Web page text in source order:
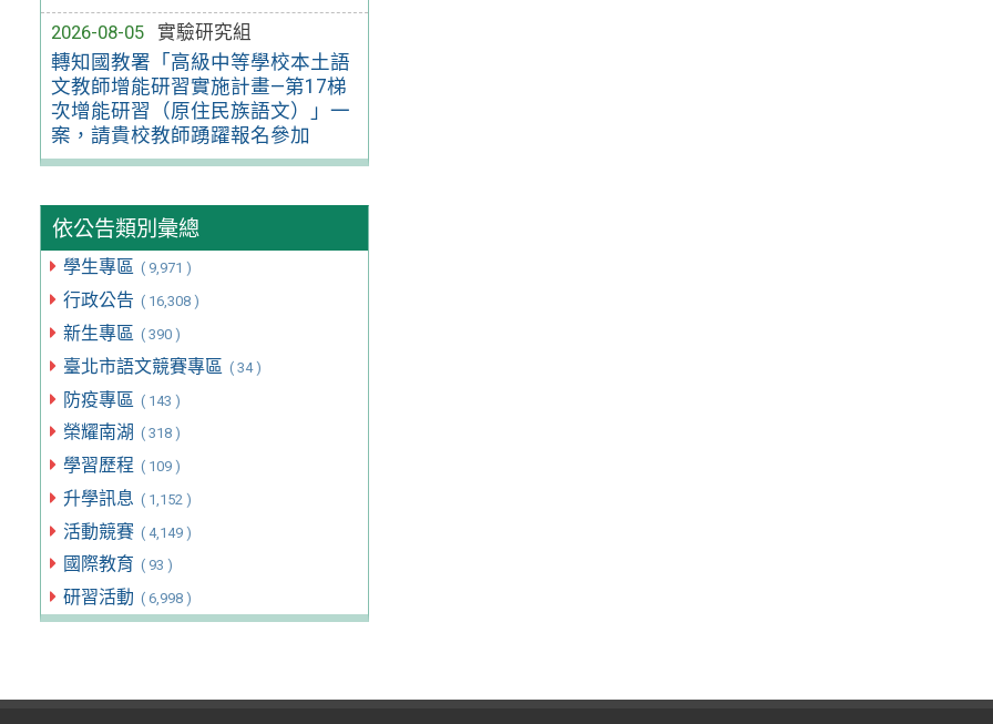
2026-08-05
實驗研究組
轉知國教署「高級中等學校本土語
文教師增能研習實施計畫—第17梯
次增能研習（原住民族語文）」一
案，請貴校教師踴躍報名參加
依公告類別彙總
學生專區 ( 9,971 )
行政公告 ( 16,308 )
新生專區 ( 390 )
臺北市語文競賽專區 ( 34 )
防疫專區 ( 143 )
榮耀南湖 ( 318 )
學習歷程 ( 109 )
升學訊息 ( 1,152 )
活動競賽 ( 4,149 )
國際教育 ( 93 )
研習活動 ( 6,998 )